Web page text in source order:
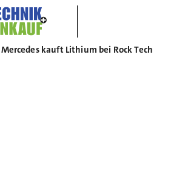
Mercedes kauft Lithium bei Rock Tech